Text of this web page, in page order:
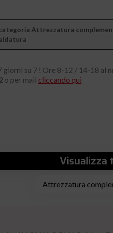
Attrezzatura
giorni su 7 ! Ore 8-12 / 14-18 al
o per mail cliccando qui
Visualizza
Attrezzatura